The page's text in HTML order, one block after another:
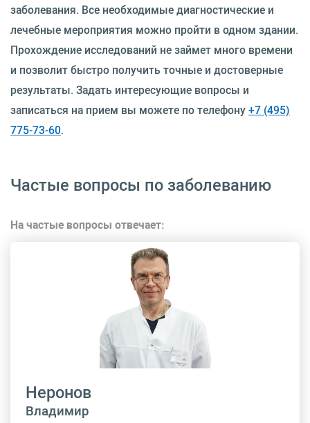
заболевания. Все необходимые диагностические и
лечебные мероприятия можно пройти в одном здании.
Прохождение исследований не займет много времени
и позволит быстро получить точные и достоверные
результаты. Задать интересующие вопросы и
записаться на прием вы можете по телефону+7 (495)
775-73-60.
Частые вопросы по заболеванию
На частые вопросы отвечает:
Неронов
Владимир